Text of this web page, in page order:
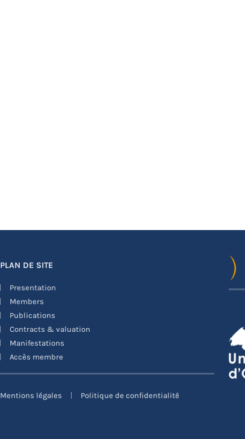
PLAN DE SITE
Presentation
Members
Publications
Contracts & valuation
Manifestations
Accès membre
Mentions légales Politique de confidentialité